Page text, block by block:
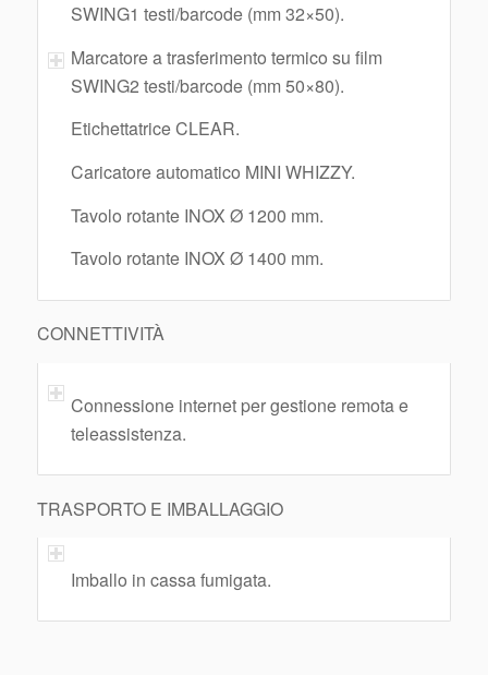
SWING1 testi/barcode (mm 32×50).
Marcatore a trasferimento termico su film
SWING2 testi/barcode (mm 50×80).
Etichettatrice CLEAR.
Caricatore automatico MINI WHIZZY.
Tavolo rotante INOX Ø 1200 mm.
Tavolo rotante INOX Ø 1400 mm.
CONNETTIVITÀ
Connessione internet per gestione remota e
teleassistenza.
TRASPORTO E IMBALLAGGIO
Imballo in cassa fumigata.